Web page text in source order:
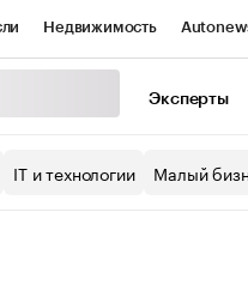
Недвижимость
Эксперты
IT и технологии Малый